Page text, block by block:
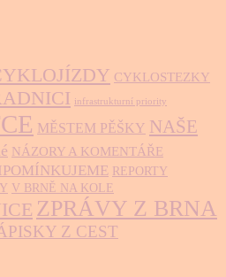
CYKLOSTEZKY
infrastrukturní priority
MĚSTEM PĚŠKY NAŠE
NÁZORY A KOMENTÁŘE
REPORTY
V BRNĚ NA KOLE
ZPRÁVY Z BRNA
Z CEST